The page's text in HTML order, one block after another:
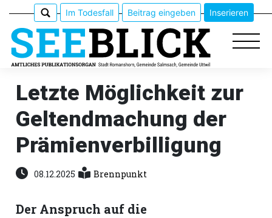
Epaper
Veranstaltungen
Erlebnisführer
App
Im Todesfall Beitrag eingeben Inserieren
Letzte Möglichkeit zur
Geltendmachung der
Prämienverbilligung
08.12.2025 Brennpunkt
Der Anspruch auf die